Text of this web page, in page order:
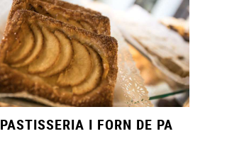
PASTISSERIA I FORN DE PA